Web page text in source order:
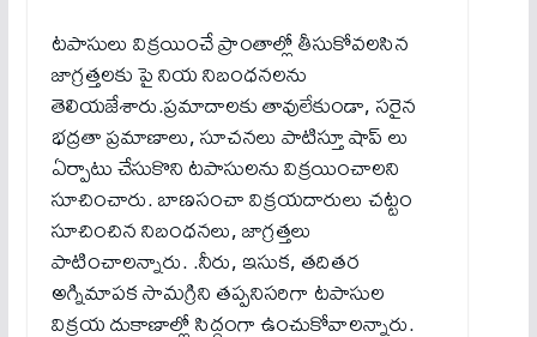
టపాసులు విక్రయించే ప్రాంతాల్లో తీసుకోవలసిన
జాగ్రత్తలకు పై నియ నిబంధనలను
తెలియజేశారు.ప్రమాదాలకు తావులేకుండా, సరైన
భద్రతా ప్రమాణాలు, సూచనలు పాటిస్తూ షాప్ లు
ఏర్పాటు చేసుకొని టపాసులను విక్రయించాలని
సూచించారు. బాణసంచా విక్రయదారులు చట్టం
సూచించిన నిబంధనలు, జాగ్రత్తలు
పాటించాల‌న్నారు. .నీరు, ఇసుక, తదితర
అగ్నిమాపక సామ‌గ్రిని తప్పనిసరిగా టపాసుల
విక్రయ దుకాణాల్లో సిద్ధంగా ఉంచుకోవాలన్నారు.